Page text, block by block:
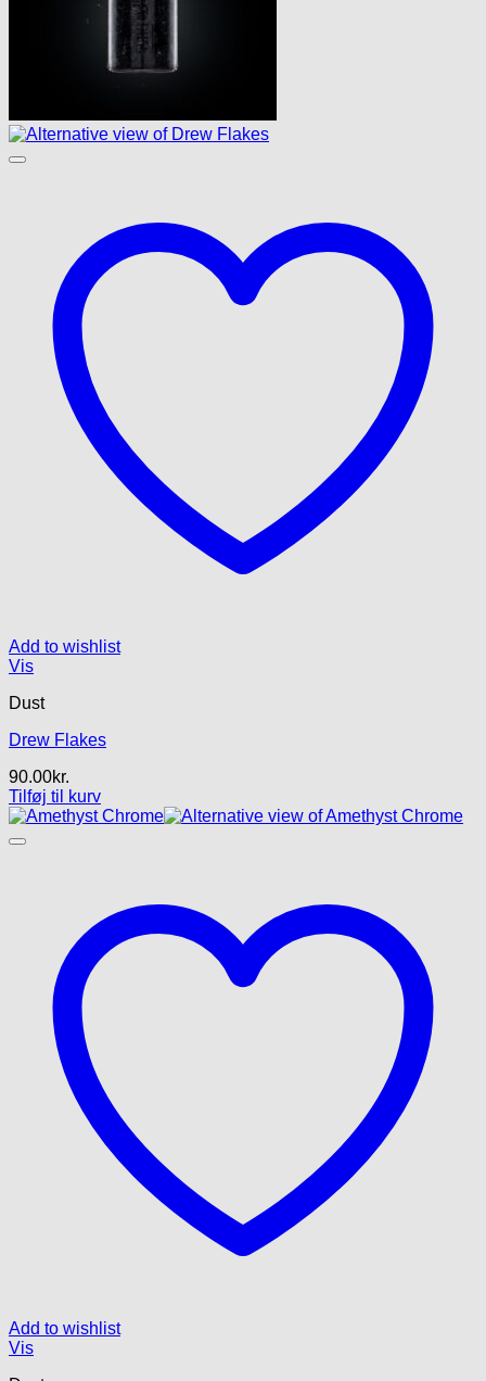
Add to wishlist
Vis
Dust
Drew Flakes
90.00kr.
Tilføj til kurv
Add to wishlist
Vis